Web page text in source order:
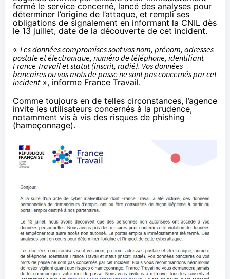
fermé le service concerné, lancé des analyses pour
déterminer l’origine de l’attaque, et rempli ses
obligations de signalement en informant la CNIL dès
le 13 juillet, date de la découverte de cet incident.
« Les données compromises sont vos nom, prénom, adresses
postale et électronique, numéro de téléphone, identifiant
France Travail et statut (inscrit, radié). Vos données
bancaires ou vos mots de passe ne sont pas concernés par cet
incident», informe France Travail.
Comme toujours en de telles circonstances, l’agence
invite les utilisateurs concernés à la prudence,
notamment vis à vis des risques de phishing
(hameçonnage).